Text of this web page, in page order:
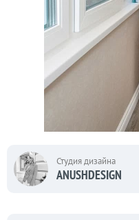
Студия дизайна
ANUSHDESIGN